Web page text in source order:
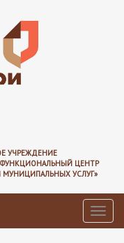
УЧРЕЖДЕНИЕ
ЦЕНТР
УСЛУГ»